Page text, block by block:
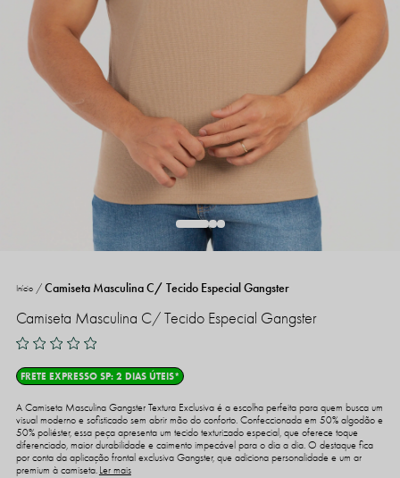
Início Camiseta Masculina C/ Tecido Especial Gangster
Camiseta Masculina C/ Tecido Especial Gangster
FRETE EXPRESSO SP: 2 DIAS ÚTEIS*
A Camiseta Masculina Gangster Textura Exclusiva é a escolha perfeita para quem busca um
visual moderno e sofisticado sem abrir mão do conforto. Confeccionada em 50% algodão e
50% poliéster, essa peça apresenta um tecido texturizado especial, que oferece toque
diferenciado, maior durabilidade e caimento impecável para o dia a dia. O destaque fica
por conta da aplicação frontal exclusiva Gangster, que adiciona personalidade e um ar
premium à camiseta. Ler mais